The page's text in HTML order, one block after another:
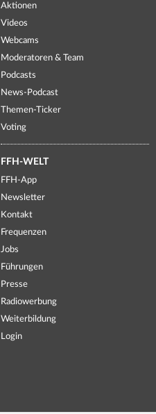
Aktionen
Videos
Webcams
Moderatoren & Team
Podcasts
News-Podcast
Themen-Ticker
Voting
FFH-WELT
FFH-App
Newsletter
Kontakt
Frequenzen
Jobs
Führungen
Presse
Radiowerbung
Weiterbildung
Login